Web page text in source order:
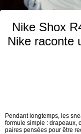
Nike Shox
Nike raconte
Pendant longtemps, les
formule simple : drapeaux,
paires pensées pour être